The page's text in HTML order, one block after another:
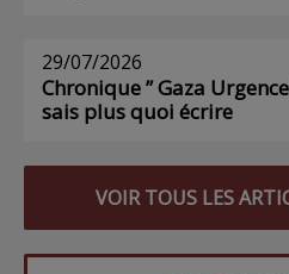
29/07/2026
Chronique ” Gaza
sais plus quoi écrire
VOIR TOUS LES